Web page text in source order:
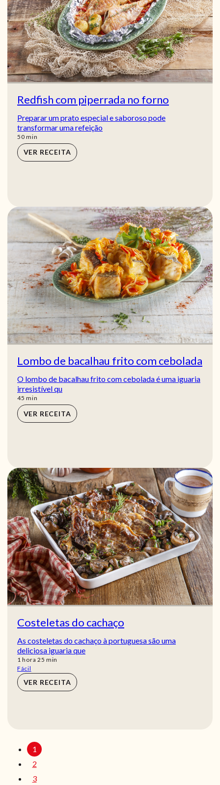
Redfish com piperrada no forno
Preparar um prato especial e saboroso pode
transformar uma refeição
50min
min
VER RECEITA
Lombo de bacalhau frito com cebolada
O lombo de bacalhau frito com cebolada é uma iguaria
irresistível qu
45 min
min
VER RECEITA
Costeletas do cachaço
As costeletas do cachaço à portuguesa são uma
deliciosa iguaria que
1 hora
hora 25 min
min
Fácil
VER RECEITA
1
2
3